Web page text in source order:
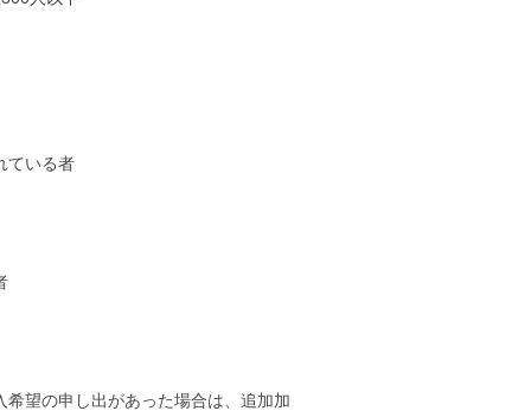
ている者
望の申し出があった場合は、追加加